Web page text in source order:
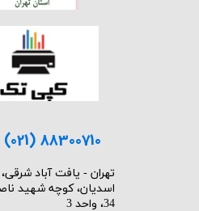
(021) 88300710
​تهران - یافت آباد
اسدیان، کوچه شهید
34، واحد 3